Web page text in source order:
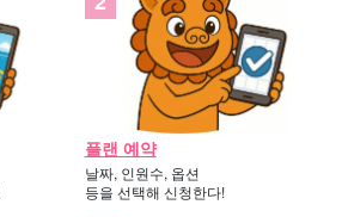
플랜 예약
날짜, 인원수, 옵션
등을 선택해 신청한다!